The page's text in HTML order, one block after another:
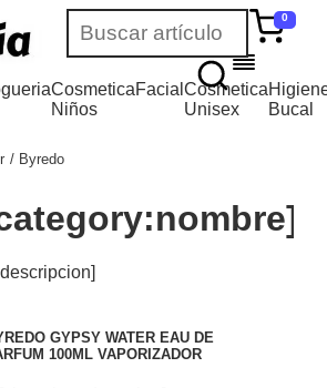
0
Cosmetica
Niños
FacialCosmetica
Unisex
Bucal
Byredo
GYPSY WATER EAU DE
100ML VAPORIZADOR